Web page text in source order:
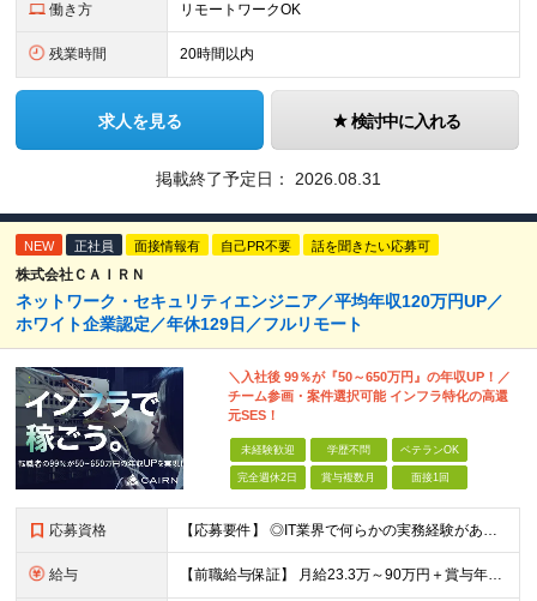
働き方 リモートワークOK
残業時間 20時間以内
求人を見る 検討中に入れる
掲載終了予定日： 2026.08.31
NEW 正社員 面接情報有 自己PR不要 話を聞きたい応募可
株式会社ＣＡＩＲＮ
ネットワーク・セキュリティエンジニア／平均年収120万円UP／
ホワイト企業認定／年休129日／フルリモート
＼入社後 99％が『50～650万円』の年収UP！／
チーム参画・案件選択可能 インフラ特化の高還
元SES！
未経験歓迎 学歴不問 ベテランOK
完全週休2日 賞与複数月 面接1回
応募資格 【応募要件】 ◎IT業界で何らかの実務経験がある方 └2～3ヶ月の実務経験のある方は歓迎します！ 例）PCキッティングやモバイル通信基地局の業務経験者など インフラエンジニアとしてご経験のある方は、
給与 【前職給与保証】 月給23.3万～90万円＋賞与年2回＋インセンティブ ★年収1000万円以上の実績あり！ ※上記月給には月20～30時間分（2万9,300円～21万7,900円）の固定残業代を含み